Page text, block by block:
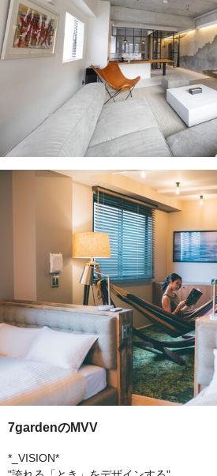
7gardenのMVV
*_VISION*